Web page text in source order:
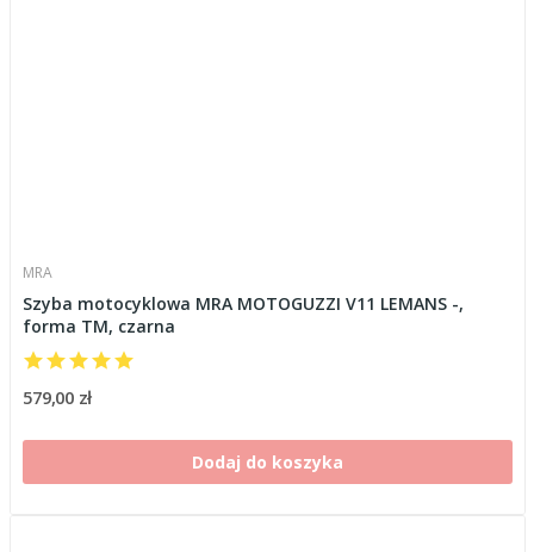
MRA
Szyba motocyklowa MRA MOTOGUZZI V11 LEMANS -,
forma TM, czarna
579,00 zł
Dodaj do koszyka